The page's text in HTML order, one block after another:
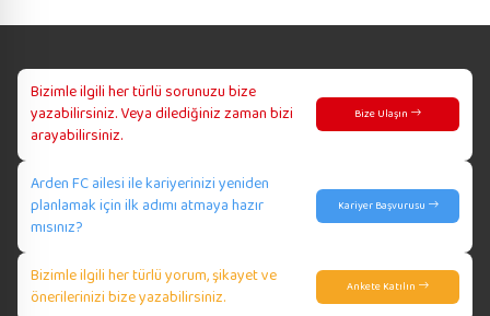
Bizimle ilgili her türlü sorunuzu bize
yazabilirsiniz. Veya dilediğiniz zaman bizi
arayabilirsiniz.
Bize Ulaşın
Arden FC ailesi ile kariyerinizi yeniden
planlamak için ilk adımı atmaya hazır
mısınız?
Kariyer Başvurusu
Bizimle ilgili her türlü yorum, şikayet ve
önerilerinizi bize yazabilirsiniz.
Ankete Katılın